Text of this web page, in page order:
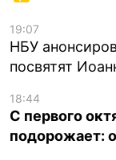
19:07
НБУ
посвятят
18:44
С первого
подорожает: